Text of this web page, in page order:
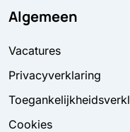
Algemeen
Vacatures
Privacyverklaring
Cookies